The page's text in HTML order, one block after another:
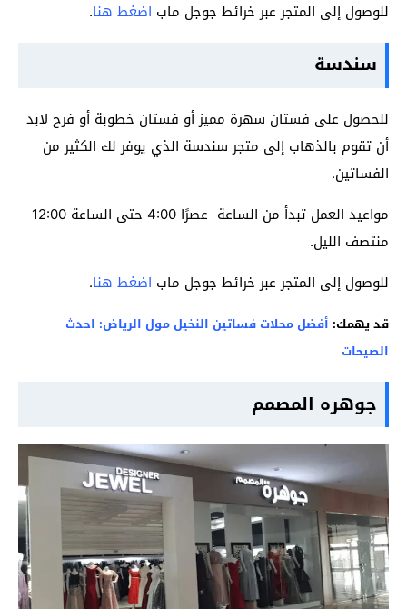
للوصول إلى المتجر عبر خرائط جوجل ماب اضغط هنا.
سندسة
للحصول على فستان سهرة مميز أو فستان خطوبة أو فرح لابد
أن تقوم بالذهاب إلى متجر سندسة الذي يوفر لك الكثير من
الفساتين.
مواعيد العمل تبدأ من الساعة عصرًا 4:00 حتى الساعة 12:00
منتصف الليل.
للوصول إلى المتجر عبر خرائط جوجل ماب اضغط هنا.
قد يهمك: أفضل محلات فساتين النخيل مول الرياض: احدث
الصيحات
جوهره المصمم